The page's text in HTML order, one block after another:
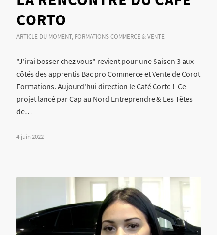
CORTO
ARTICLE DU MOMENT, FORMATIONS COMMERCE & VENTE
"J'irai bosser chez vous" revient pour une Saison 3 aux
côtés des apprentis Bac pro Commerce et Vente de Corot
Formations. Aujourd'hui direction le Café Corto ! Ce
projet lancé par Cap au Nord Entreprendre & Les Têtes
de…
4 juin 2022